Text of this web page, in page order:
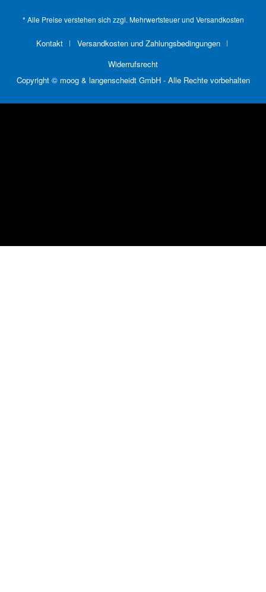
* Alle Preise verstehen sich zzgl. Mehrwertsteuer und Versandkosten
Kontakt
Versandkosten und Zahlungsbedingungen
Widerrufsrecht
Copyright © moog & langenscheidt GmbH - Alle Rechte vorbehalten